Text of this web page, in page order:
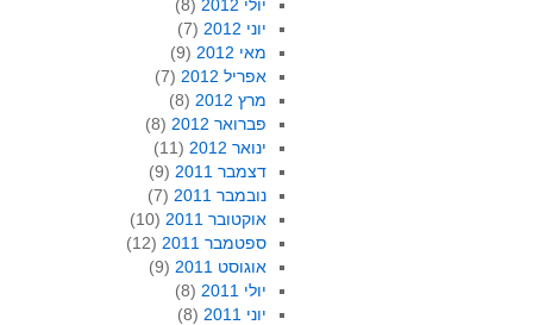
יולי 2012
(8)
יוני 2012
(7)
מאי 2012
(9)
אפריל 2012
(7)
מרץ 2012
(8)
פברואר 2012
(8)
ינואר 2012
(11)
דצמבר 2011
(9)
נובמבר 2011
(7)
אוקטובר 2011
(10)
ספטמבר 2011
(12)
אוגוסט 2011
(9)
יולי 2011
(8)
יוני 2011
(8)